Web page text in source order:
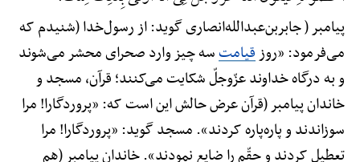
پیامبر ( جابربن‌عبدالله‌انصاری گوید: از رسول‌خدا (شنیدم که
می‌فرمود: «روزقیامتسه چیز وارد صحرای محشر می‌شوند
و به درگاه خداوند عزّوجلّ شکایت می‌کنند؛ قرآن، مسجد و
خاندان پیامبر (قرآن عرض حالش این است که: «پروردگارا! مرا
سوزاندند و پاره‌پاره کردند». مسجد گوید: «پروردگارا! مرا
تعطیل کردند و حقّم را ضایع نمودند». خاندان پیامبر (هم